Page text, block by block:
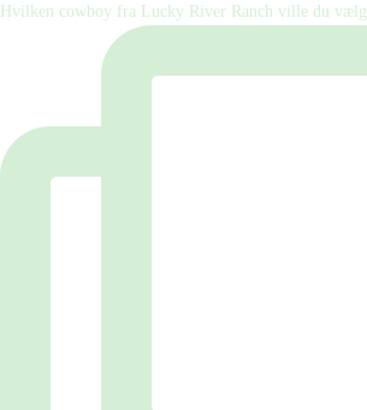
Hvilken cowboy fra Lucky River Ranch ville du vælg